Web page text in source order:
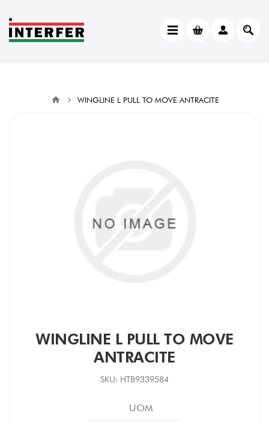
WINGLINE L PULL TO MOVE ANTRACITE
WINGLINE L PULL TO MOVE
ANTRACITE
SKU: HTB9339584
UOM